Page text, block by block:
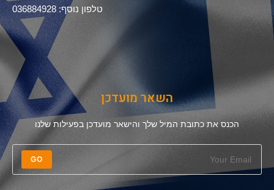
טלפון נוסף: 036884928
השאר מועדכן
הכנס את כתובת המיל שלך והישאר מועדכן בפעילות שלנו
GO